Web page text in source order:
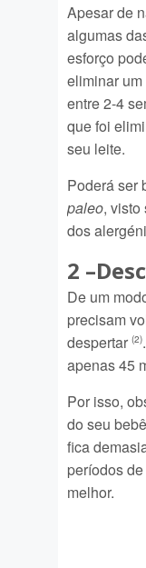
Apesar de
algumas
esforço
eliminar
entre 2-4
que foi
seu leite.
Poderá ser
paleo, visto
dos
2 –
De um
precisam
despertar (2)
apenas 45
Por isso,
do seu
fica
períodos
melhor.